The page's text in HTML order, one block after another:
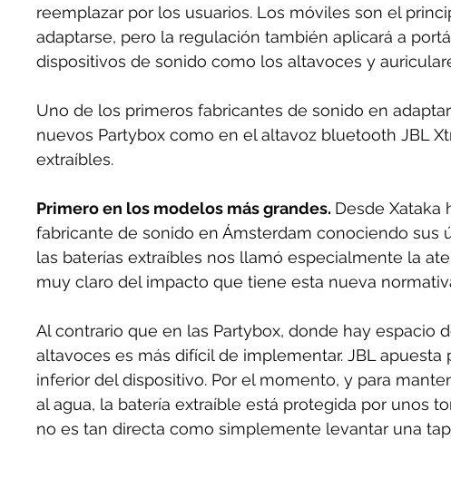
reemplazar por los usuarios. Los móviles son el
adaptarse, pero la regulación también aplicará a
dispositivos de sonido como los altavoces y
Uno de los primeros fabricantes de sonido en
nuevos Partybox como en el altavoz bluetooth JBL
extraíbles.
Primero en los modelos más grandes. Desde Xataka
fabricante de sonido en Ámsterdam conociendo sus
las baterías extraíbles nos llamó especialmente la
muy claro del impacto que tiene esta nueva
Al contrario que en las Partybox, donde hay espacio
altavoces es más difícil de implementar. JBL apuesta
inferior del dispositivo. Por el momento, y para
al agua, la batería extraíble está protegida por unos
no es tan directa como simplemente levantar una